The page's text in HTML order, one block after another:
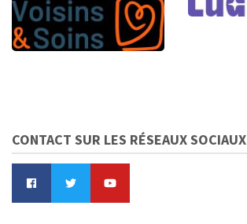
CONTACT SUR LES RÉSEAUX SOCIAUX